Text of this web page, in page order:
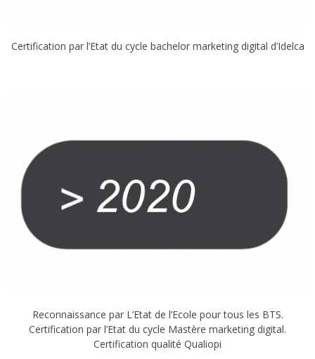
Certification par l’Etat du cycle bachelor marketing digital d’Idelca
Reconnaissance par L’Etat de l’Ecole pour tous les BTS.
Certification par l’Etat du cycle Mastère marketing digital.
Certification qualité Qualiopi